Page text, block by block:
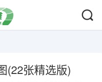
(22张精选版)